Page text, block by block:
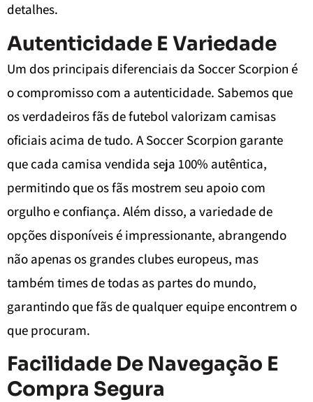
detalhes.
Autenticidade E Variedade
Um dos principais diferenciais da Soccer Scorpion é
o compromisso com a autenticidade. Sabemos que
os verdadeiros fãs de futebol valorizam camisas
oficiais acima de tudo. A Soccer Scorpion garante
que cada camisa vendida seja 100% autêntica,
permitindo que os fãs mostrem seu apoio com
orgulho e confiança. Além disso, a variedade de
opções disponíveis é impressionante, abrangendo
não apenas os grandes clubes europeus, mas
também times de todas as partes do mundo,
garantindo que fãs de qualquer equipe encontrem o
que procuram.
Facilidade De Navegação E
Compra Segura